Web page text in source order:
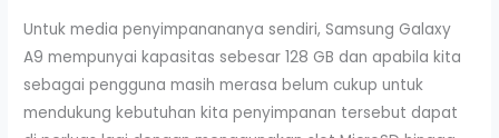
Untuk media penyimpanananya sendiri, Samsung Galaxy
A9 mempunyai kapasitas sebesar 128 GB dan apabila kita
sebagai pengguna masih merasa belum cukup untuk
mendukung kebutuhan kita penyimpanan tersebut dapat